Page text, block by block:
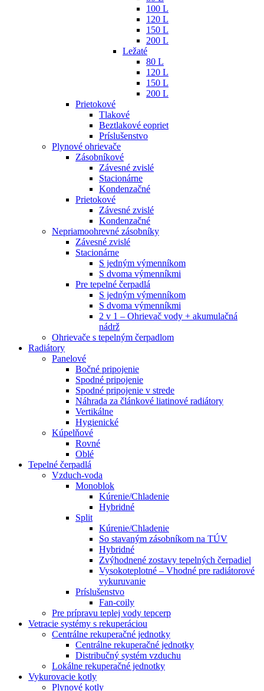
100 L
120 L
150 L
200 L
Ležaté
80 L
120 L
150 L
200 L
Prietokové
Tlakové
Beztlakové eopriet
Príslušenstvo
Plynové ohrievače
Zásobníkové
Závesné zvislé
Stacionárne
Kondenzačné
Prietokové
Závesné zvislé
Kondenzačné
Nepriamoohrevné zásobníky
Závesné zvislé
Stacionárne
S jedným výmenníkom
S dvoma výmenníkmi
Pre tepelné čerpadlá
S jedným výmenníkom
S dvoma výmenníkmi
2 v 1 – Ohrievač vody + akumulačná
nádrž
Ohrievače s tepelným čerpadlom
Radiátory
Panelové
Bočné pripojenie
Spodné pripojenie
Spodné pripojenie v strede
Náhrada za článkové liatinové radiátory
Vertikálne
Hygienické
Kúpelňové
Rovné
Oblé
Tepelné čerpadlá
Vzduch-voda
Monoblok
Kúrenie/Chladenie
Hybridné
Split
Kúrenie/Chladenie
So stavaným zásobníkom na TÚV
Hybridné
Zvýhodnené zostavy tepelných čerpadiel
Vysokoteplotné – Vhodné pre radiátorové
vykuruvanie
Príslušenstvo
Fan-coily
Pre prípravu teplej vody tepcerp
Vetracie systémy s rekuperáciou
Centrálne rekuperačné jednotky
Centrálne rekuperačné jednotky
Distribučný systém vzduchu
Lokálne rekuperačné jednotky
Vykurovacie kotly
Plynové kotly